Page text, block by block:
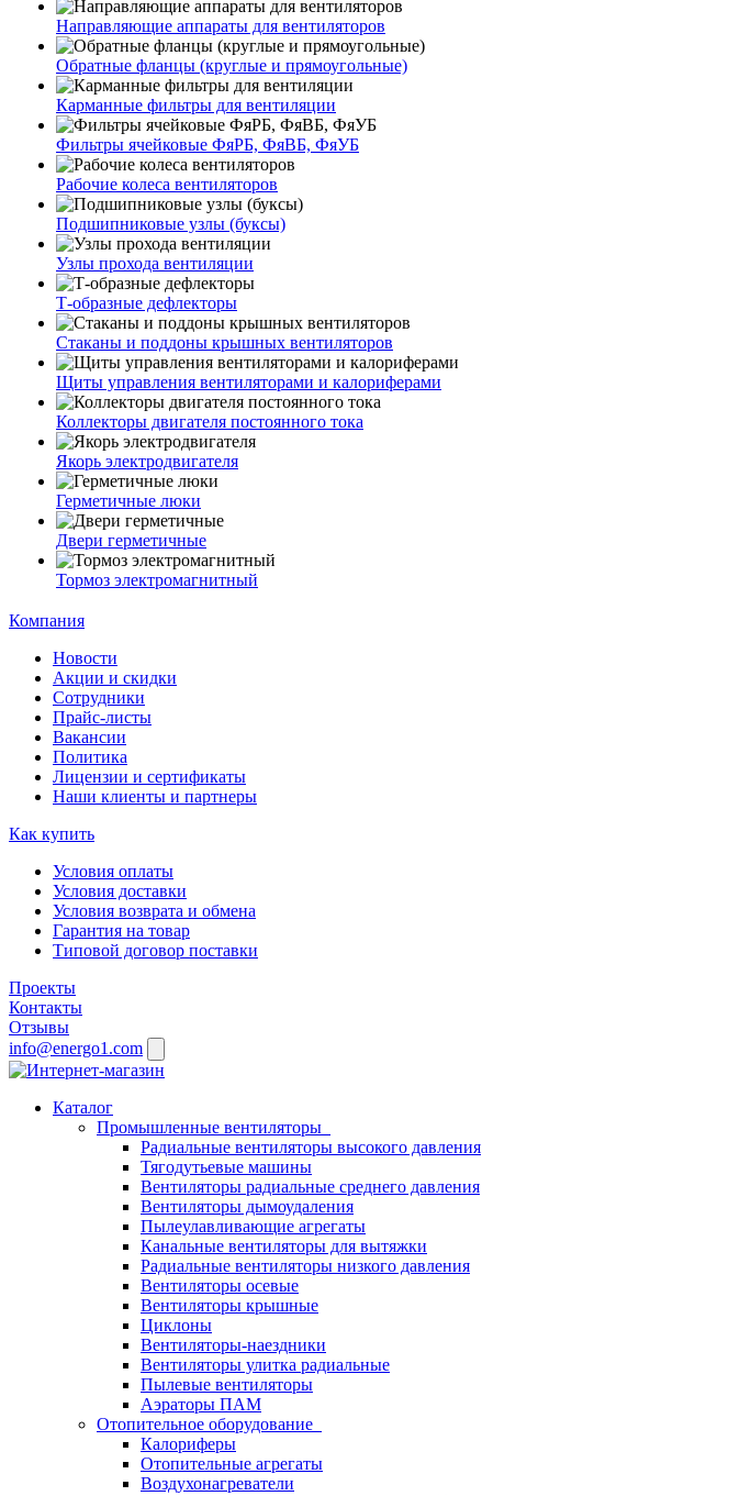
Направляющие аппараты для вентиляторов
Обратные фланцы (круглые и прямоугольные)
Карманные фильтры для вентиляции
Фильтры ячейковые ФяРБ, ФяВБ, ФяУБ
Рабочие колеса вентиляторов
Подшипниковые узлы (буксы)
Узлы прохода вентиляции
Т-образные дефлекторы
Стаканы и поддоны крышных вентиляторов
Щиты управления вентиляторами и калориферами
Коллекторы двигателя постоянного тока
Якорь электродвигателя
Герметичные люки
Двери герметичные
Тормоз электромагнитный
Компания
Новости
Акции и скидки
Сотрудники
Прайс-листы
Вакансии
Политика
Лицензии и сертификаты
Наши клиенты и партнеры
Как купить
Условия оплаты
Условия доставки
Условия возврата и обмена
Гарантия на товар
Типовой договор поставки
Проекты
Контакты
Отзывы
info@energo1.com
Каталог
Промышленные вентиляторы
Радиальные вентиляторы высокого давления
Тягодутьевые машины
Вентиляторы радиальные среднего давления
Вентиляторы дымоудаления
Пылеулавливающие агрегаты
Канальные вентиляторы для вытяжки
Радиальные вентиляторы низкого давления
Вентиляторы осевые
Вентиляторы крышные
Циклоны
Вентиляторы-наездники
Вентиляторы улитка радиальные
Пылевые вентиляторы
Аэраторы ПАМ
Отопительное оборудование
Калориферы
Отопительные агрегаты
Воздухонагреватели